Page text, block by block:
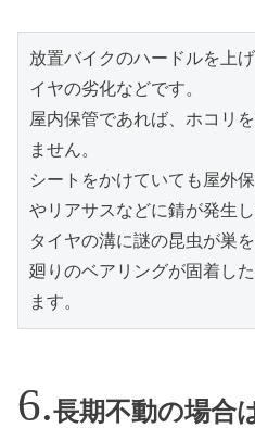
放置バイクのハードルを上
イヤの劣化などです。
屋内保管であれば、ホコリ
ません。
シートをかけていても屋外
やリアサスなどに錆が発生し
タイヤの溝に謎の昆虫が巣
廻りのベアリングが固着し
ます。
長期不動の場合